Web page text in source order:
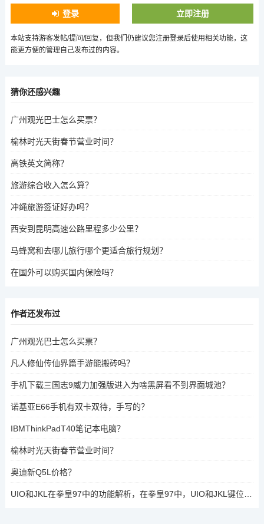
登录 立即注册
本站支持游客发帖/提问/回复，但我们仍建议您注册登录后使用相关功能，这
能更方便的管理自己发布过的内容。
猜你还感兴趣
广州观光巴士怎么买票？
榆林时光天街春节营业时间？
高铁英文简称？
旅游综合收入怎么算？
冲绳旅游签证好办吗？
西安到昆明高速公路里程多少公里？
马蜂窝和去哪儿旅行哪个更适合旅行规划？
在国外可以购买国内保险吗？
作者还发布过
广州观光巴士怎么买票？
凡人修仙传仙界篇手游能搬砖吗？
手机下载三国志9威力加强版进入为啥黑屏看不到界面城池？
诺基亚E66手机有双卡双待，手写的？
IBMThinkPadT40笔记本电脑？
榆林时光天街春节营业时间？
奥迪新Q5L价格？
UIO和JKL在拳皇97中的功能解析，在拳皇97中，UIO和JKL键位的作用如下，，- UIO，用于快速切换角色。分别按下U、I、O键可以切换到前一个、当前角色、后一个角色。，- JKL，用于调整角度和攻击方向。J键控制角度向左，K键控制角度正中，L键控制角度向右，同时按住JKL键时可以连续攻击。，通过掌握这些功能，可以更灵活地在游戏中切换角色和调整角度，提升战斗效果。